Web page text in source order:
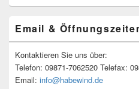
Email &
Kontaktieren Sie uns über:
Telefon: 09871-7062520 Telefax:
Email: info@habewind.de